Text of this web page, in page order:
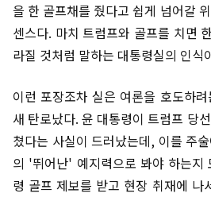
을 한 골프채를 줬다고 쉽게 넘어갈
센스다. 마치 트럼프와 골프를 치면
라질 것처럼 말하는 대통령실의 인식
이런 포장조차 실은 여론을 호도하
새 탄로났다. 윤 대통령이 트럼프 당
쳤다는 사실이 드러났는데, 이를 주
의 '뛰어난' 예지력으로 봐야 하는지
령 골프 제보를 받고 현장 취재에